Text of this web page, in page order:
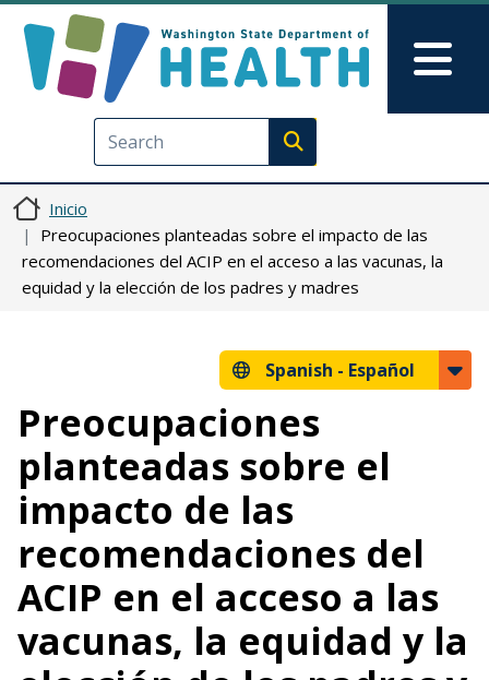
Execute search
Inicio
Preocupaciones planteadas sobre el impacto de las
recomendaciones del ACIP en el acceso a las vacunas, la
equidad y la elección de los padres y madres
Spanish - Español
Preocupaciones
planteadas sobre el
impacto de las
recomendaciones del
ACIP en el acceso a las
vacunas, la equidad y la